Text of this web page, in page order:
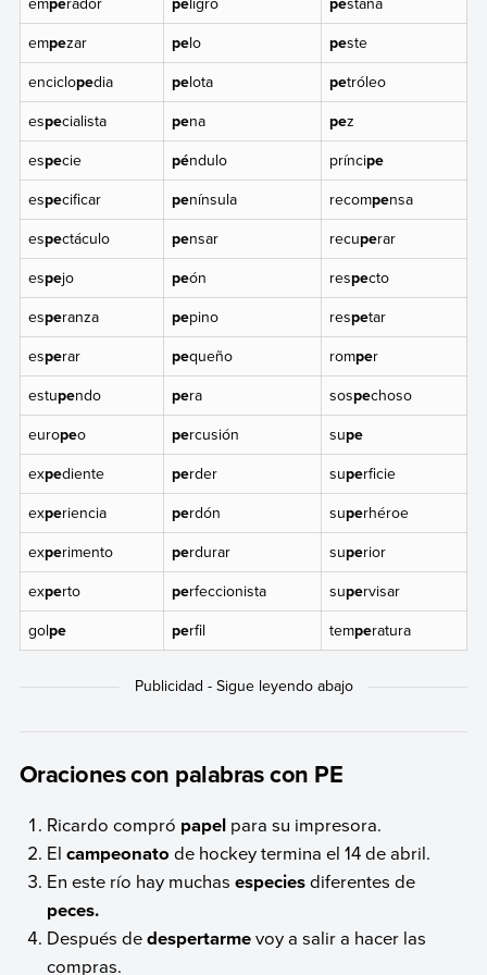
empezar pelo peste
enciclopedia pelota petróleo
especialista pena pez
especie péndulo príncipe
especificar península recompensa
espectáculo pensar recuperar
espejo peón respecto
esperanza pepino respetar
esperar pequeño romper
estupendo pera sospechoso
europeo percusión supe
expediente perder superficie
experiencia perdón superhéroe
experimento perdurar superior
experto perfeccionista supervisar
golpe perfil temperatura
Oraciones con palabras con PE
Ricardo compró papel para su impresora.
Elcampeonato de hockey termina el 14 de abril.
En este río hay muchasespeciesdiferentes de
peces.
Después dedespertarmevoy a salir a hacer las
compras.